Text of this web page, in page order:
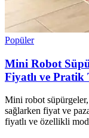
Popüler
Mini Robot
Fiyatlı ve Pratik
Mini robot
sağlarken fiyat ve
fiyatlı ve özellikli